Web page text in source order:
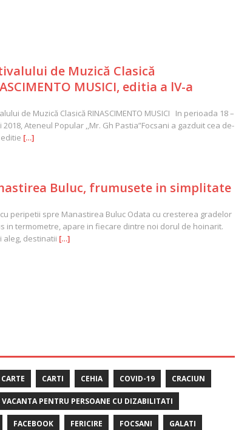
de Muzică Clasică
MUSICI, editia a lV-a
de Muzică Clasică RINASCIMENTO MUSICI In perioada 18 –
2018, Ateneul Popular ,,Mr. Gh Pastia”Focsani a gazduit cea de-
[…]
Buluc, frumusete in simplitate
peripetii spre Manastirea Buluc Odata cu cresterea gradelor
in termometre, apare in fiecare dintre noi dorul de hoinarit.
aleg, destinatii […]
CARTE CARTI CEHIA COVID-19 CRACIUN
PENTRU PERSOANE CU DIZABILITATI
FACEBOOK FERICIRE FOCSANI GALATI